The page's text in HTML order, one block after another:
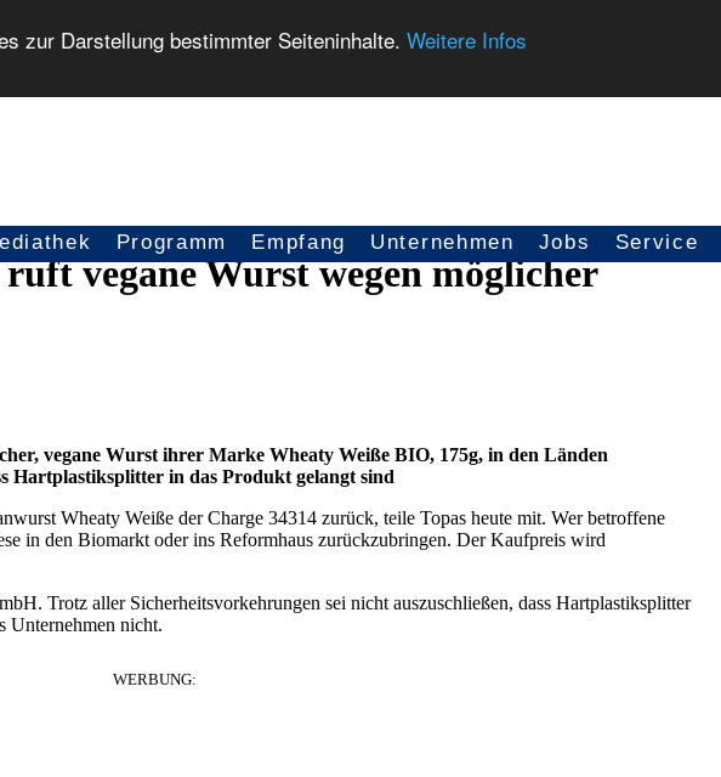
zur Darstellung bestimmter Seiteninhalte. Weitere Infos
Programm Empfang Unternehmen Jobs Service
vegane Wurst wegen möglicher
vegane Wurst ihrer Marke Wheaty Weiße BIO, 175g, in den Länden
Hartplastiksplitter in das Produkt gelangt sind
Wheaty Weiße der Charge 34314 zurück, teile Topas heute mit. Wer betroffene
in den Biomarkt oder ins Reformhaus zurückzubringen. Der Kaufpreis wird
Trotz aller Sicherheitsvorkehrungen sei nicht auszuschließen, dass Hartplastiksplitter
Unternehmen nicht.
WERBUNG: